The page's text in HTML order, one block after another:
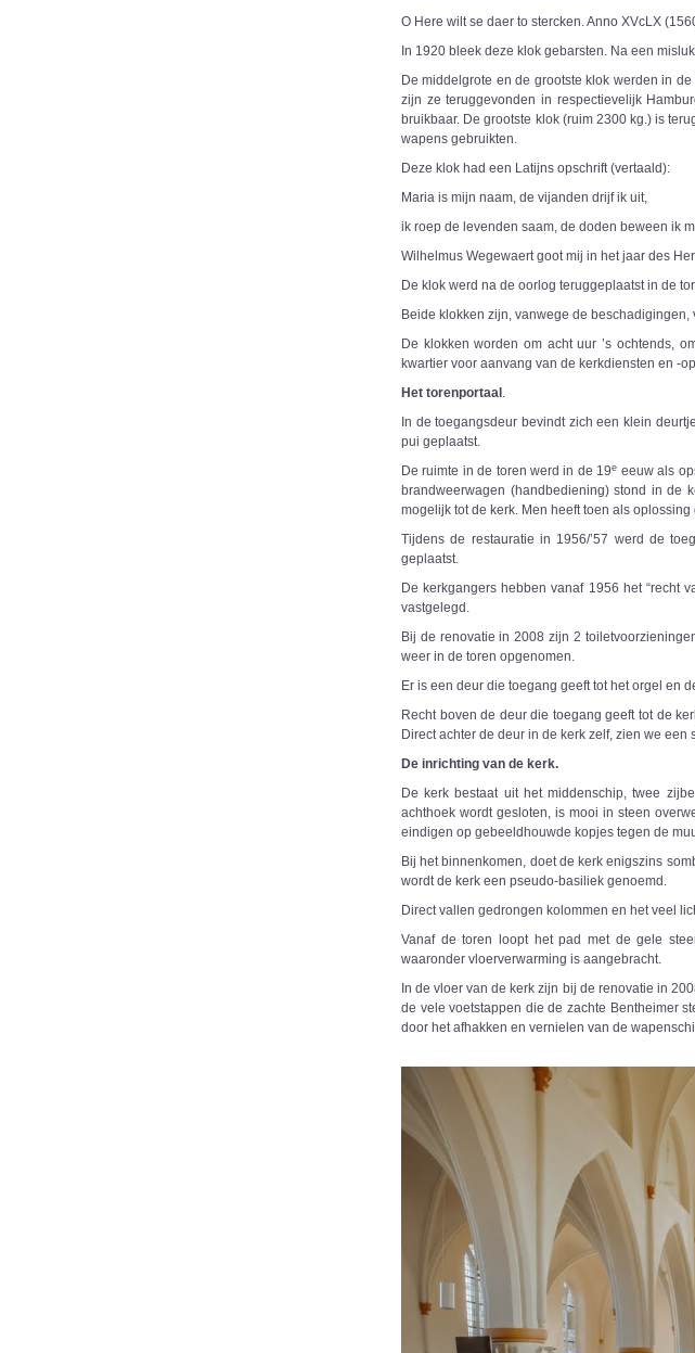
O Here wilt se daer to stercken. Anno XVcLX
In 1920 bleek deze klok gebarsten. Na een
De middelgrote en de grootste klok werden in
zijn ze teruggevonden in respectievelijk
bruikbaar. De grootste klok (ruim 2300 kg.) is
wapens gebruikten.
Deze klok had een Latijns opschrift (vertaald):
Maria is mijn naam, de vijanden drijf ik uit,
ik roep de levenden saam, de doden beween ik
Wilhelmus Wegewaert goot mij in het jaar des
De klok werd na de oorlog teruggeplaatst in de
Beide klokken zijn, vanwege de
De klokken worden om acht uur ’s ochtends,
kwartier voor aanvang van de kerkdiensten en -
Het torenportaal .
In de toegangsdeur bevindt zich een klein
pui geplaatst.
De ruimte in de toren werd in de 19e eeuw als
brandweerwagen (handbediening) stond in de
mogelijk tot de kerk. Men heeft toen als
Tijdens de restauratie in 1956/’57 werd de
geplaatst.
De kerkgangers hebben vanaf 1956 het “recht
vastgelegd.
Bij de renovatie in 2008 zijn 2
weer in de toren opgenomen.
Er is een deur die toegang geeft tot het orgel en
Recht boven de deur die toegang geeft tot de
Direct achter de deur in de kerk zelf, zien we
De inrichting van de kerk.
De kerk bestaat uit het middenschip, twee
achthoek wordt gesloten, is mooi in steen
eindigen op gebeeldhouwde kopjes tegen de
Bij het binnenkomen, doet de kerk enigszins
wordt de kerk een pseudo-basiliek genoemd.
Direct vallen gedrongen kolommen en het veel
Vanaf de toren loopt het pad met de gele
waaronder vloerverwarming is aangebracht.
In de vloer van de kerk zijn bij de renovatie in
de vele voetstappen die de zachte Bentheimer
door het afhakken en vernielen van de